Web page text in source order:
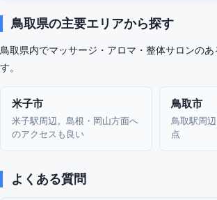
鳥取県の主要エリアから探す
鳥取県内でマッサージ・アロマ・整体サロンのあ
す。
米子市
米子駅周辺。島根・岡山方面へ
のアクセスも良い
鳥取市
鳥取駅周
点
よくある質問